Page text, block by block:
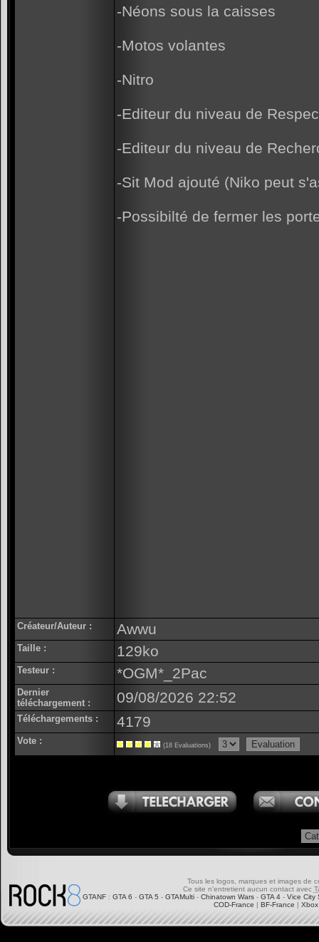
-Néons sous la caisses
-Motos volantes
-Nitro
-Editeur du niveau de
-Editeur du niveau de
-Sit Mod ajouté (Niko peut
-Possibilté de fermer les
Créateur/Auteur : Awwu
Taille : 129ko
Testeur : *OGM*_2Pac
Dernier
téléchargement :
09/08/2026 22:52
Téléchargements : 4179
Vote : (18 Evaluations)
Tous les logos, marques et images de
Ce site n'entretient aucun contact avec
GTANF : GTA 6 - GTA 5 - GTAMulti - Chinatown Wars - GTA 4 - Vice City
COD-France | BF-France |